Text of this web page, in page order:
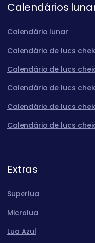
Calendários
Calendário lunar
Calendário de luas
Calendário de luas
Calendário de luas
Calendário de luas
Calendário de luas
Extras
Superlua
Microlua
Lua Azul